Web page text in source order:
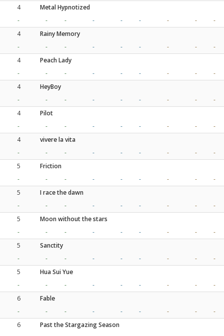
4
Metal Hypnotized
-
- - - - - - -
-
4
Rainy Memory
-
- - - - - - -
-
4
Peach Lady
-
- - - - - - -
-
4
HeyBoy
-
- - - - - - -
-
4
Pilot
-
- - - - - - -
-
4
vivere la vita
-
- - - - - - -
-
5
Friction
-
- - - - - - -
-
5
I race the dawn
-
- - - - - - -
-
5
Moon without the stars
-
- - - - - - -
-
5
Sanctity
-
- - - - - - -
-
5
Hua Sui Yue
-
- - - - - - -
-
6
Fable
-
- - - - - - -
-
6
Past the Stargazing Season